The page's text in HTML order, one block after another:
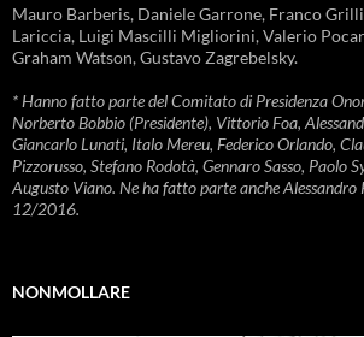
Mauro Barberis, Daniele Garrone, Franco
Lariccia, Luigi Mascilli Migliorini, Valerio
Graham Watson, Gustavo Zagrebelsky.
* Hanno fatto parte del Comitato di Presidenza
Norberto Bobbio (Presidente), Vittorio Foa,
Giancarlo Lunati, Italo Mereu, Federico Orlando,
Pizzorusso, Stefano Rodotà, Gennaro Sasso, Paolo
Augusto Viano. Ne ha fatto parte anche
12/2016.
NONMOLLARE